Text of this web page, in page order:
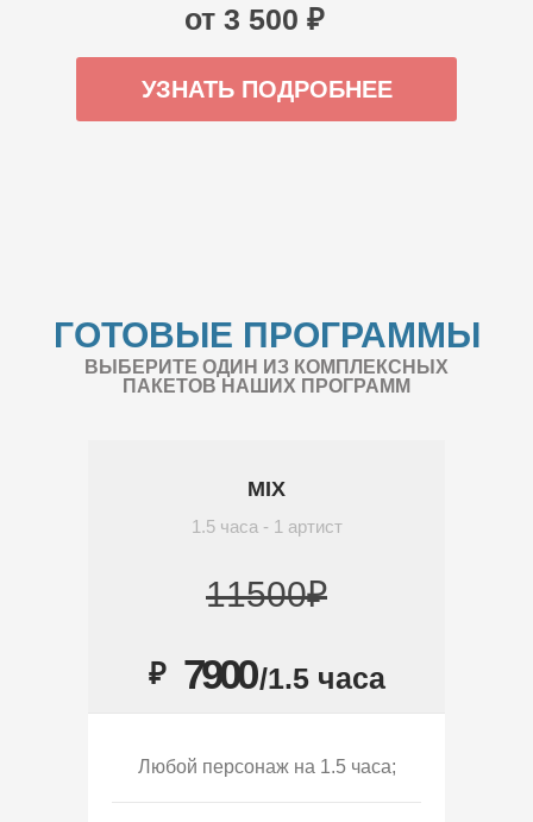
от 3 500 ₽
УЗНАТЬ ПОДРОБНЕЕ
ГОТОВЫЕ ПРОГРАММЫ
ВЫБЕРИТЕ ОДИН ИЗ КОМПЛЕКСНЫХ
ПАКЕТОВ НАШИХ ПРОГРАММ
MIX
1.5 часа - 1 артист
11500₽
₽ 7900/1.5 часа
Любой персонаж на 1.5 часа;